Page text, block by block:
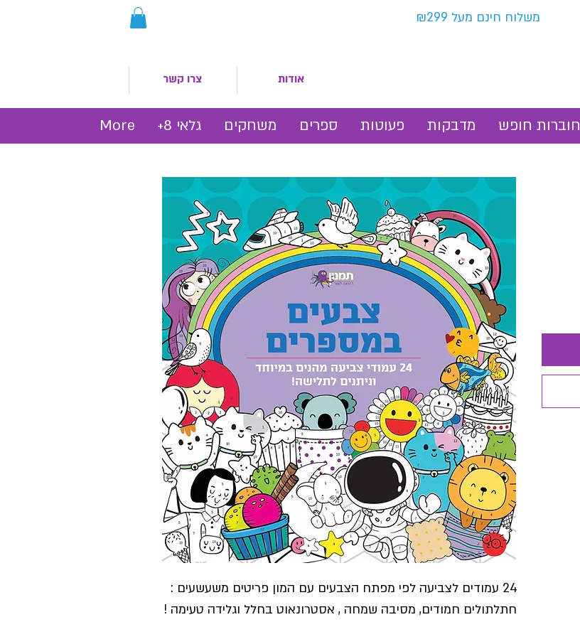
משלוח חינם מעל ₪299
חוברות חופש מדבקות פעוטות ספרים משחקים גלאי 8+ More
צרו קשר אודות
24 עמודים לצביעה לפי מפתח הצבעים עם המון פריטים משעשעים :
חתלתולים חמודים, מסיבה שמחה , אסטרונאוט בחלל וגלידה טעימה !